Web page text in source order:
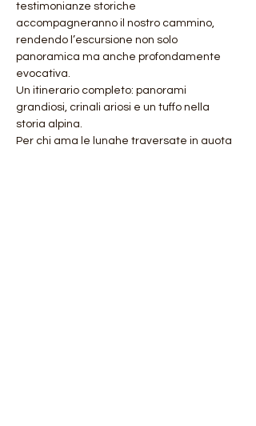
testimonianze storiche
accompagneranno il nostro cammino,
rendendo l’escursione non solo
panoramica ma anche profondamente
evocativa.
Un itinerario completo: panorami
grandiosi, crinali ariosi e un tuffo nella
storia alpina.
Per chi ama le lunghe traversate in quota